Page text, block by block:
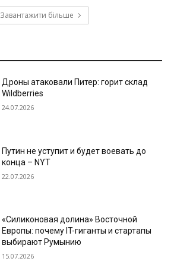
Завантажити більше
Дроны атаковали Питер: горит склад
Wildberries
24.07.2026
Путин не уступит и будет воевать до
конца – NYT
22.07.2026
«Силиконовая долина» Восточной
Европы: почему IT-гиганты и стартапы
выбирают Румынию
15.07.2026